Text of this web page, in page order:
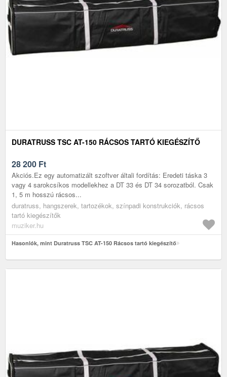
DURATRUSS TSC AT-150 RÁCSOS TARTÓ KIEGÉSZÍTŐ
28 200 Ft
Akciós.Ez egy automatizált szoftver általi fordítás: Eredeti táska 3
vagy 4 sarokcsíkos modellekhez a DT 33 és DT 34 sorozatból. Csak
1, 5 m hosszú rácsos...
duratruss, hangszerek, tartozékok, színpadi konstrukciók, rácsos
tartó kiegészítők
muziker.hu
Hasonlók, mint Duratruss TSC AT-150 Rácsos tartó kiegészítő